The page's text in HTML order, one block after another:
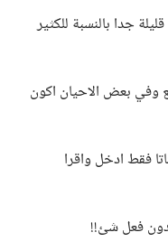
جدا بالنسبة للكثير
وفي بعض الاحيان اكون
فقط ادخل واقرا
فعل شئ!!